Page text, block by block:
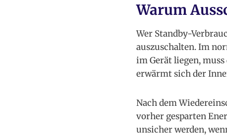
Warum
Wer Standby-
auszuschalten. Im
im Gerät liegen,
erwärmt sich der
Nach dem
vorher gesparten
unsicher werden,